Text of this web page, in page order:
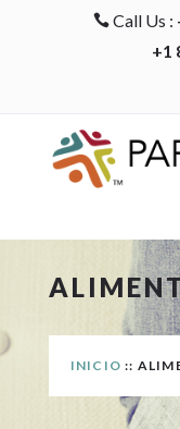
 Call Us :
+1
INICIO ::